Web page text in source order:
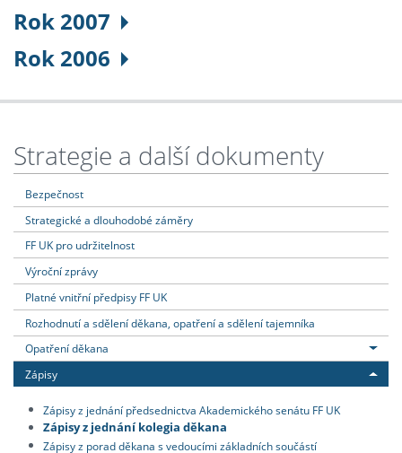
Rok 2007
Rok 2006
Strategie a další dokumenty
Bezpečnost
Strategické a dlouhodobé záměry
FF UK pro udržitelnost
Výroční zprávy
Platné vnitřní předpisy FF UK
Rozhodnutí a sdělení děkana, opatření a sdělení tajemníka
Opatření děkana
Zápisy
Zápisy z jednání předsednictva Akademického senátu FF UK
Zápisy z jednání kolegia děkana
Zápisy z porad děkana s vedoucími základních součástí